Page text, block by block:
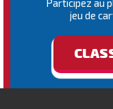
Participez au
jeu de